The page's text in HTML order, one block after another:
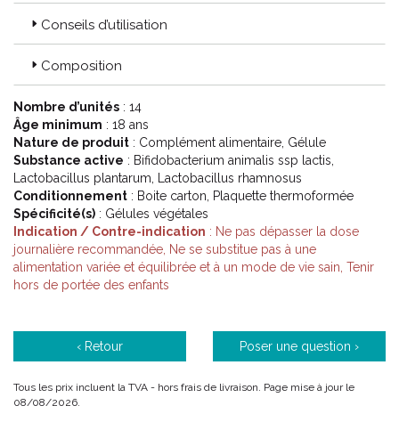
Conseils d’utilisation
Composition
Nombre d’unités : 14
Âge minimum : 18 ans
Nature de produit : Complément alimentaire, Gélule
Substance active : Bifidobacterium animalis ssp lactis,
Lactobacillus plantarum, Lactobacillus rhamnosus
Conditionnement : Boite carton, Plaquette thermoformée
Spécificité(s) : Gélules végétales
Indication / Contre-indication : Ne pas dépasser la dose
journalière recommandée, Ne se substitue pas à une
alimentation variée et équilibrée et à un mode de vie sain, Tenir
hors de portée des enfants
‹ Retour Poser une question ›
Tous les prix incluent la TVA - hors frais de livraison. Page mise à jour le
08/08/2026.